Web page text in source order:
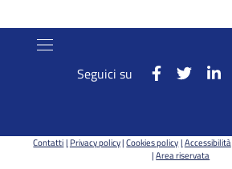
Seguici su
Contatti Privacy policy Cookies policy Accessibilità
Area riservata